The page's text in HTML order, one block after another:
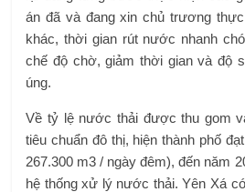
án đã và đang xin chủ trương
khác, thời gian rút nước nhanh
chế độ chờ, giảm thời gian và độ
úng.
Về tỷ lệ nước thải được thu gom
tiêu chuẩn đô thị, hiện thành phố
267.300 m3 / ngày đêm), đến năm
hệ thống xử lý nước thải. Yên Xá